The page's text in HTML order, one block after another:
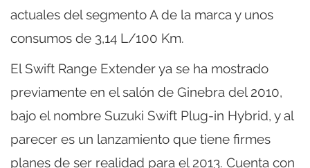
actuales del segmento A de la marca y unos
consumos de 3,14 L/100 Km.
El Swift Range Extender ya se ha mostrado
previamente en el salón de Ginebra del 2010,
bajo el nombre Suzuki Swift Plug-in Hybrid, y al
parecer es un lanzamiento que tiene firmes
planes de ser realidad para el 2013. Cuenta con